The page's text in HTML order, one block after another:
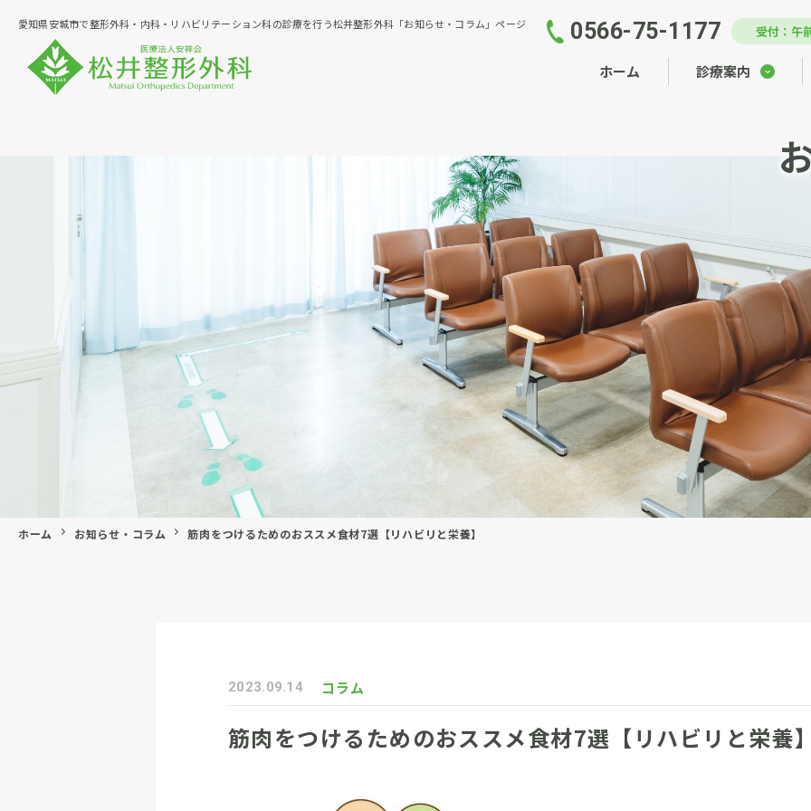
愛知県安城市で整形外科・内科・リハビリテーション科の診療を行う松井整形外科「お知らせ・コラム」ページ 0566-75-1177 受付：午
ホーム 診療案内
ホーム お知らせ・コラム 筋肉をつけるためのおススメ食材7選【リハビリと栄養】
2023.09.14 コラム
筋肉をつけるためのおススメ食材7選【リハビリと栄養